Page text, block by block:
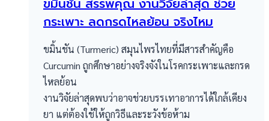
ขมิ้นชัน สรรพคุณ งานวิจัยล่าสุด ช่วย
กระเพาะ ลดกรดไหลย้อน จริงไหม
ขมิ้นชัน (Turmeric) สมุนไพรไทยที่มีสารสำคัญคือ
Curcumin ถูกศึกษาอย่างจริงจังในโรคกระเพาะและกรด
ไหลย้อน
งานวิจัยล่าสุดพบว่าอาจช่วยบรรเทาอาการได้ใกล้เคียง
ยา แต่ต้องใช้ให้ถูกวิธีและระวังข้อห้าม